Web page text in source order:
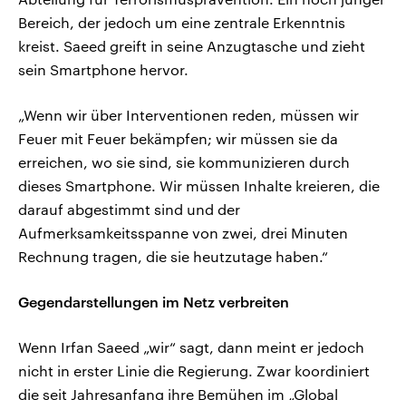
Bereich, der jedoch um eine zentrale Erkenntnis
kreist. Saeed greift in seine Anzugtasche und zieht
sein Smartphone hervor.
„Wenn wir über Interventionen reden, müssen wir
Feuer mit Feuer bekämpfen; wir müssen sie da
erreichen, wo sie sind, sie kommunizieren durch
dieses Smartphone. Wir müssen Inhalte kreieren, die
darauf abgestimmt sind und der
Aufmerksamkeitsspanne von zwei, drei Minuten
Rechnung tragen, die sie heutzutage haben.“
Gegendarstellungen im Netz verbreiten
Wenn Irfan Saeed „wir“ sagt, dann meint er jedoch
nicht in erster Linie die Regierung. Zwar koordiniert
die seit Jahresanfang ihre Bemühen im „Global